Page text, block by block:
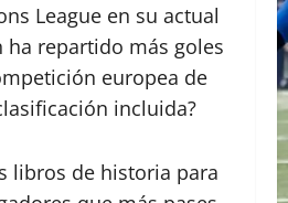
League en su actual
ha repartido más goles
europea de
incluida?
libros de historia para